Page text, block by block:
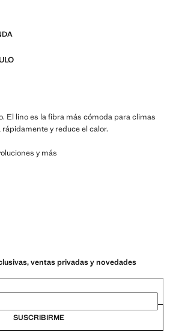
El lino es la fibra más cómoda para climas
y reduce el calor.
y más
ventas privadas y novedades
SUSCRIBIRME